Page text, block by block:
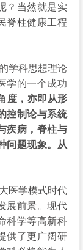
？当然就是实
脊柱健康工程
学科思想理论
学的一个成功
度，亦即从形
控制论与系统
疾病，脊柱与
问题现象。从
医学模式时代
展前景。现代
科学等高新科
供了更广阔研